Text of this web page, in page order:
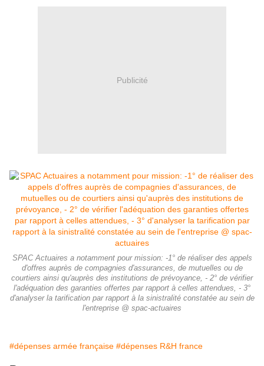
Publicité
SPAC Actuaires a notamment pour mission: -1° de réaliser des appels
d'offres auprès de compagnies d'assurances, de mutuelles ou de
courtiers ainsi qu'auprès des institutions de prévoyance, - 2° de vérifier
l'adéquation des garanties offertes par rapport à celles attendues, - 3°
d'analyser la tarification par rapport à la sinistralité constatée au sein de
l'entreprise @ spac-actuaires
#dépenses armée française #dépenses R&H france